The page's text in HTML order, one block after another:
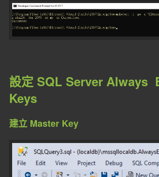
設定 SQL Server Always
Keys
建立 Master Key